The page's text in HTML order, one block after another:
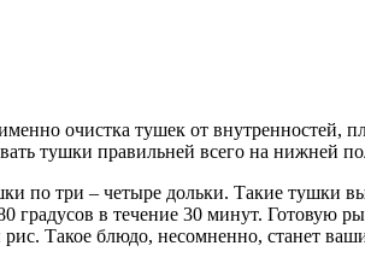
очистка тушек от внутренностей,
тушки правильней всего на нижней
по три – четыре дольки. Такие тушки
в течение 30 минут. Готовую
Такое блюдо, несомненно, станет